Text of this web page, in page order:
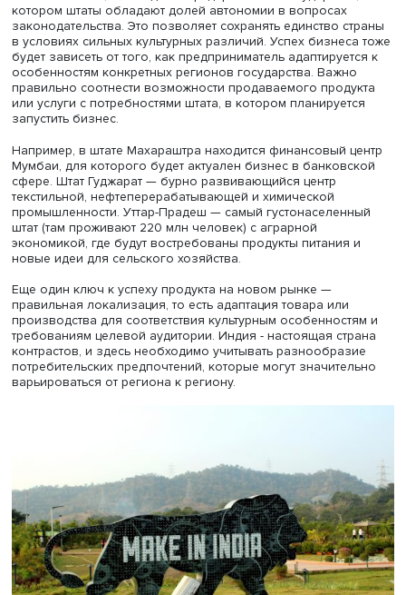
Налоговые ставки для разных видов деятельности
различаются в зависимости от штата. При этом в Индии
действует множество программ поддержки бизнеса,
подразумевают различные льготы для впервые
рынок бизнесменов - например, программа по
развития локальных производств Make in India.
столкнуться с высокими пошлинами на импорт
товаров.
Таким образом, предпринимателям необходимо
изучить особенности национального и местного
законодательства, чтобы понимать все риски, отмечает
Харина.
Автономные штаты
Важно помнить, что Индия — федеративное
котором штаты обладают долей автономии в вопросах
законодательства. Это позволяет сохранять единство
в условиях сильных культурных различий. Успех
будет зависеть от того, как предприниматель
запустить бизнес.
Например, в штате Махараштра находится финансовый
Мумбаи, для которого будет актуален бизнес в
сфере. Штат Гуджарат — бурно развивающийся центр
текстильной, нефтеперерабатывающей и химической
промышленности. Уттар-Прадеш — самый